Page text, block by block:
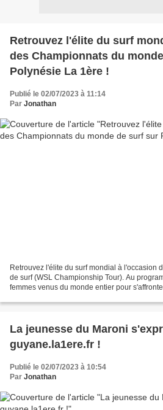
Retrouvez l'élite du surf
des Championnats du
Polynésie La 1ère !
Publié le 02/07/2023 à 11:14
Par Jonathan
Retrouvez l'élite du surf mondial à l'occasion
de surf (WSL Championship Tour). Au
femmes venus du monde entier pour
La jeunesse du Maroni
guyane.la1ere.fr !
Publié le 02/07/2023 à 10:54
Par Jonathan